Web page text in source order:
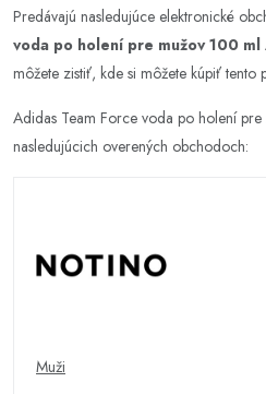
Predávajú nasledujúce elektronické
voda po holení pre mužov 100 ml
môžete zistiť, kde si môžete kúpiť tento
Adidas Team Force voda po holení
nasledujúcich overených obchodoch:
Muži